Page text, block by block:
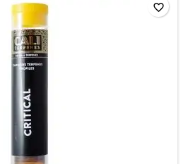
favorite_border